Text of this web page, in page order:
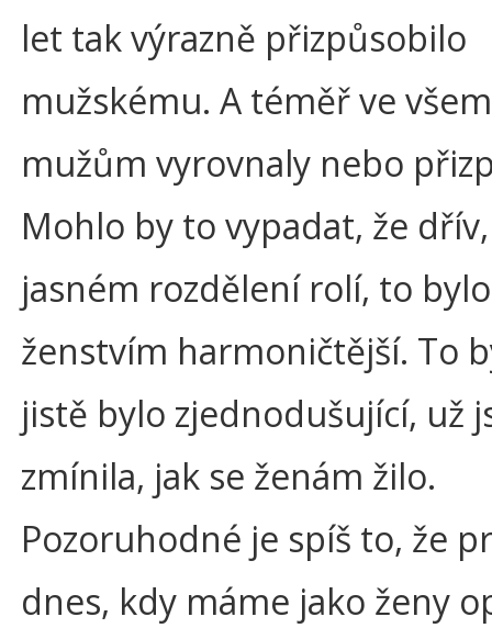
let tak výrazně přizpůsobilo
mužskému. A téměř ve
mužům vyrovnaly nebo
Mohlo by to vypadat, že
jasném rozdělení rolí, to
ženstvím harmoničtější. To
jistě bylo zjednodušující, už
zmínila, jak se ženám žilo.
Pozoruhodné je spíš to, že
dnes, kdy máme jako ženy